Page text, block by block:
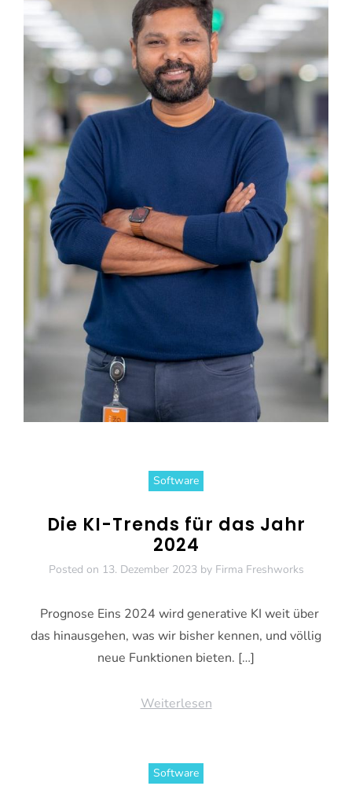
Software
Die KI-Trends für das Jahr
2024
Posted on 13. Dezember 2023by Firma Freshworks
Prognose Eins 2024 wird generative KI weit über
das hinausgehen, was wir bisher kennen, und völlig
neue Funktionen bieten. […]
Weiterlesen
Software